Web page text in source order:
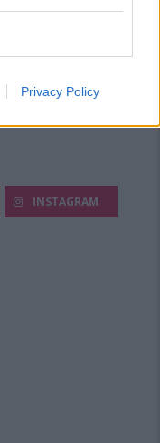
Privacy Policy
INSTAGRAM